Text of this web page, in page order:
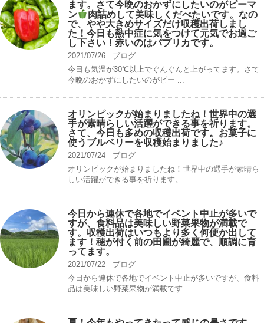
ます。さて今晩のおかずにしたいのがピーマ
ン
肉詰めして美味しくだべたいです。なの
で、やや大きめサイズだけ収穫出荷しまし
た！今日も熱中症に気をつけて元気でお過ご
し下さい！赤いのはパプリカです。
2021/07/26
ブログ
今日も気温が30℃以上でぐんぐんと上がってます。さて
今晩のおかずにしたいのがピー ...
オリンピックが始まりましたね！世界中の選
手が素晴らしい活躍ができる事を祈ります。
さて、今日も多めの収穫出荷です。お菓子に
使うブルベリーを収穫始まりました♪
2021/07/24
ブログ
オリンピックが始まりましたね！世界中の選手が素晴ら
しい活躍ができる事を祈ります。 ...
今日から連休で各地でイベント中止が多いで
すが、食料品は美味しい野菜果物が満載で
す。収穫出荷はいつもより多く何便か出して
ます！穂が付く前の田圃が綺麗で、順調に育
ってます。
2021/07/22
ブログ
今日から連休で各地でイベント中止が多いですが、食料
品は美味しい野菜果物が満載です ...